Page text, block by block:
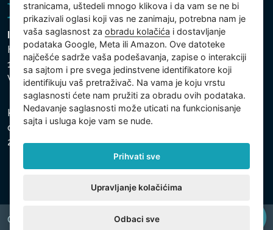
Intex Trading, s.r.o.
Hradecká 2526/3
130 00 Praha 3
Vinohrady - Česká republika
Kompanija je registrovana u Opštinskom sudu u Pragu,
odeljak C, uložak 74759, Identifikacioni broj kompanije:
26150808, Poreski identifikacioni broj: CZ26150808.
Copyright © 2026 INTEX TRADING s.r.o. All rights reserved.
stranicama, uštedeli mnogo klikova i da vam se ne bi
prikazivali oglasi koji vas ne zanimaju, potrebna nam je
vaša saglasnost zaobradu kolačića i dostavljanje
podataka Google, Meta ili Amazon. Ove datoteke
najčešće sadrže vaša podešavanja, zapise o interakciji
sa sajtom i pre svega jedinstvene identifikatore koji
identifikuju vaš pretraživač. Na vama je koju vrstu
saglasnosti ćete nam pružiti za obradu ovih podataka.
Nedavanje saglasnosti može uticati na funkcionisanje
sajta i usluga koje vam se nude.
Prihvati sve
Upravljanje kolačićima
Odbaci sve